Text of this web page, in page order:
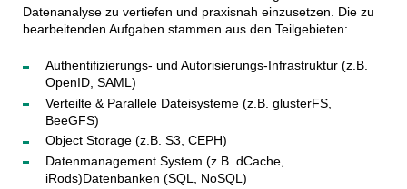
Datenanalyse zu vertiefen und praxisnah einzusetzen. Die zu
bearbeitenden Aufgaben stammen aus den Teilgebieten:
Authentifizierungs- und Autorisierungs-Infrastruktur (z.B.
OpenID, SAML)
Verteilte & Parallele Dateisysteme (z.B. glusterFS,
BeeGFS)
Object Storage (z.B. S3, CEPH)
Datenmanagement System (z.B. dCache,
iRods)Datenbanken (SQL, NoSQL)